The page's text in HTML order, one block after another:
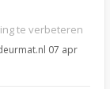
te verbeteren
07 apr